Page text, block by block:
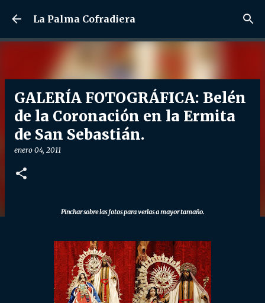
Ir al contenido principal
La Palma Cofradiera
GALERÍA FOTOGRÁFICA: Belén
de la Coronación en la Ermita
de San Sebastián.
enero 04, 2011
Pinchar sobre las fotos para verlas a mayor tamaño.